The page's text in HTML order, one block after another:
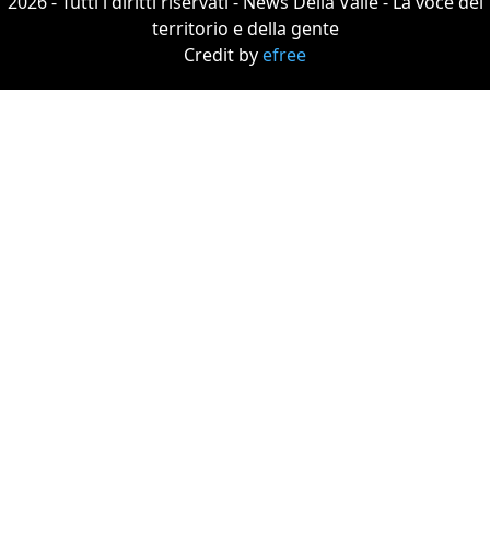
territorio e della gente
Credit byefree